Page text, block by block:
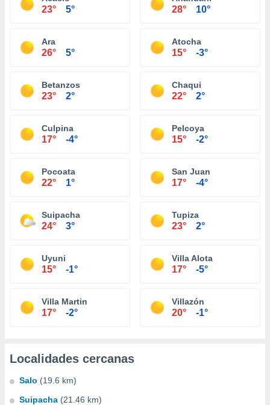
23° 5° 28° 10°
Ara
26° 5°
Atocha
15° -3°
Betanzos
23° 2°
Chaqui
22° 2°
Culpina
17° -4°
Pelcoya
15° -2°
Pocoata
22° 1°
San Juan
17° -4°
Suipacha
24° 3°
Tupiza
23° 2°
Uyuni
15° -1°
Villa Alota
17° -5°
Villa Martin
17° -2°
Villazón
20° -1°
Localidades cercanas
Salo (19.6 km)
Suipacha (21.46 km)